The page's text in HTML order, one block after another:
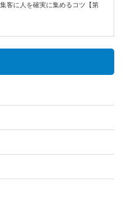
客に人を確実に集めるコツ【第